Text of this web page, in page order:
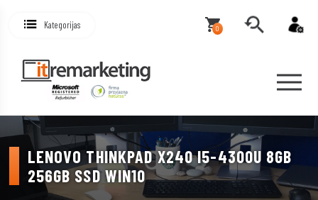
Kategorijas 0
LENOVO THINKPAD X240 I5-4300U 8GB
256GB SSD WIN10